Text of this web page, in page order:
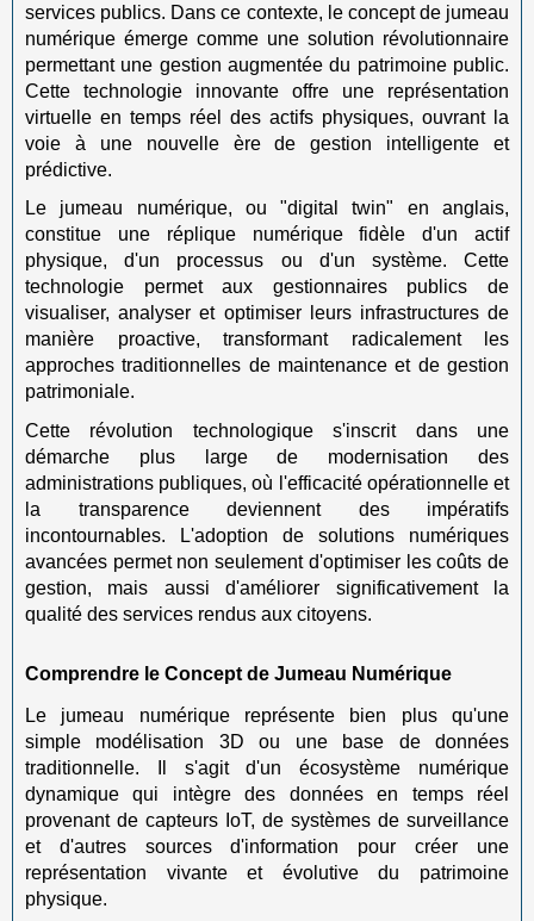
services publics. Dans ce contexte, le concept de jumeau
numérique émerge comme une solution révolutionnaire
permettant une gestion augmentée du patrimoine public.
Cette technologie innovante offre une représentation
virtuelle en temps réel des actifs physiques, ouvrant la
voie à une nouvelle ère de gestion intelligente et
prédictive.
Le jumeau numérique, ou "digital twin" en anglais,
constitue une réplique numérique fidèle d'un actif
physique, d'un processus ou d'un système. Cette
technologie permet aux gestionnaires publics de
visualiser, analyser et optimiser leurs infrastructures de
manière proactive, transformant radicalement les
approches traditionnelles de maintenance et de gestion
patrimoniale.
Cette révolution technologique s'inscrit dans une
démarche plus large de modernisation des
administrations publiques, où l'efficacité opérationnelle et
la transparence deviennent des impératifs
incontournables. L'adoption de solutions numériques
avancées permet non seulement d'optimiser les coûts de
gestion, mais aussi d'améliorer significativement la
qualité des services rendus aux citoyens.
Comprendre le Concept de Jumeau Numérique
Le jumeau numérique représente bien plus qu'une
simple modélisation 3D ou une base de données
traditionnelle. Il s'agit d'un écosystème numérique
dynamique qui intègre des données en temps réel
provenant de capteurs IoT, de systèmes de surveillance
et d'autres sources d'information pour créer une
représentation vivante et évolutive du patrimoine
physique.